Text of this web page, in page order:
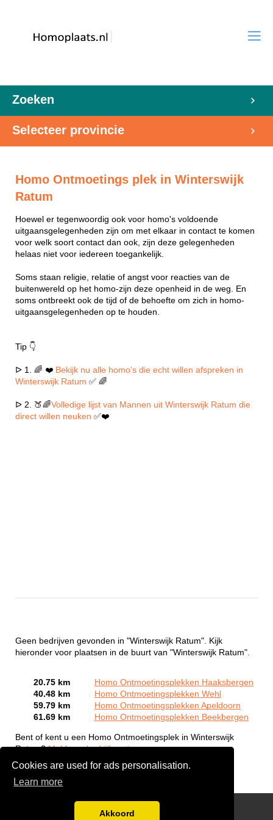
Cookies are used for ads personalisation.
Learn more
Akkoord
Zoeken
Selecteer provincie
Homo Ontmoetings plek in Winterswijk
Ratum
Hoewel er tegenwoordig ook voor homo's voldoende
uitgaansgelegenheden zijn om met elkaar in contact te komen
voor welk soort contact dan ook, zijn deze gelegenheden
helaas niet voor iedereen toegankelijk.
Soms staan religie, relatie of angst voor reacties van de
buitenwereld op het homo-zijn deze openheid in de weg. En
soms ontbreekt ook de tijd of de behoefte om zich in homo-
uitgaansgelegenheden op te houden.
Tip 👇
ᐅ 1. 🌈 ❤️ Bekijk nu alle homo's die echt willen afspreken in
Winterswijk Ratum ✅ 🌈
ᐅ 2. 🍑🌈Volledige lijst van Mannen uit Winterswijk Ratum die
direct willen neuken ✅❤️
Geen bedrijven gevonden in "Winterswijk Ratum". Kijk
hieronder voor plaatsen in de buurt van "Winterswijk Ratum".
20.75 km
Homo Ontmoetingsplekken Haaksbergen
40.48 km
Homo Ontmoetingsplekken Wehl
59.79 km
Homo Ontmoetingsplekken Apeldoorn
61.69 km
Homo Ontmoetingsplekken Beekbergen
Bent of kent u een Homo Ontmoetingsplek in Winterswijk
Ratum?Meld een bedrijf gratis aan